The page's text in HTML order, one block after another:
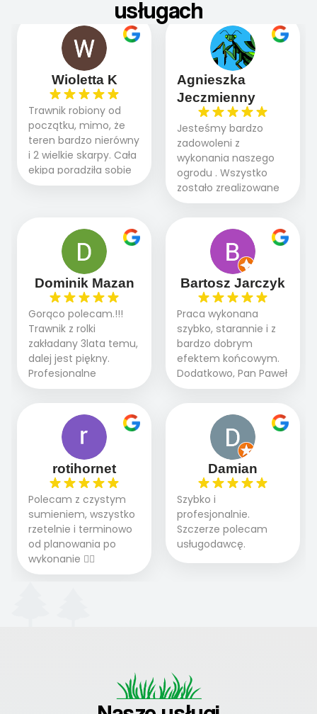
usługach
Wioletta K
Trawnik robiony od
początku, mimo, że
teren bardzo nierówny
i 2 wielkie skarpy. Cała
ekipa poradziła sobie
WSPANIALE od
panowie wiedzą co
robią. Wszystko poszło
sprawnie i szybko.
Doradztwo w
pielęgnacji trawnika
teraz i na późniejszym
etapie jest dużym
plusem. Teraz razem
z dzieckiem i małym
pieskiem cieszymy się
pięknym trawnikiem :)
A trawa robi efekt
Agnieszka
Jeczmienny
Jesteśmy bardzo
zadowoleni z
wykonania naszego
ogrodu . Wszystko
zostało zrealizowane
fachowo, rzetelnie i
oczekiwaniami. Prace
przebiegały sprawnie
dzięki temu,że firma
działa kompleksowo :
ogrodnictwo,nawodnienie,
brukarstwo.Efekt
końcowy przerósł
nasze oczekiwania.
Polecamy tę firmę
wszystkim , którzy
marzą o pięknym
Dominik Mazan
Gorąco polecam.!!!
Trawnik z rolki
zakładany 3lata temu,
dalej jest piękny.
Profesjonalne
podejście do pracy,
2 zlecenia na rolkę.
Polecam.
Bartosz Jarczyk
Praca wykonana
szybko, starannie i z
bardzo dobrym
efektem końcowym.
Dodatkowo, Pan Paweł
chętnie udziela porad
rotihornet
Polecam z czystym
sumieniem, wszystko
rzetelnie i terminowo
od planowania po
wykonanie 👍🏻
Damian
Szybko i
profesjonalnie.
Szczerze polecam
usługodawcę.